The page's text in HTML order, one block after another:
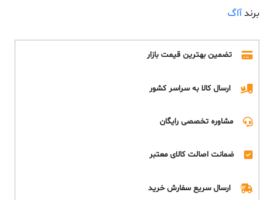
برندآاگ
تضمین بهترین قیمت بازار
ارسال کالا به سراسر کشور
مشاوره تخصصی رایگان
ضمانت اصالت کالای معتبر
ارسال سریع سفارش خرید